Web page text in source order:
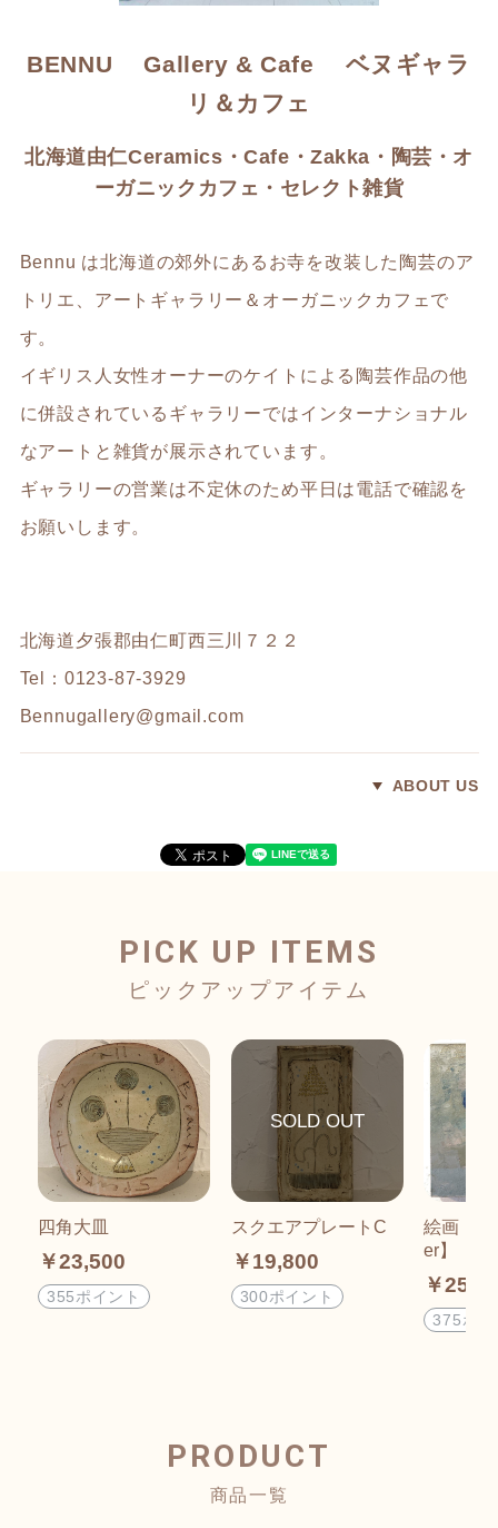
BENNU Gallery & Cafe ベヌギャラ
リ＆カフェ
北海道由仁Ceramics・Cafe・Zakka・陶芸・オ
ーガニックカフェ・セレクト雑貨
Bennu は北海道の郊外にあるお寺を改装した陶芸のア
トリエ、アートギャラリー＆オーガニックカフェで
す。
イギリス人女性オーナーのケイトによる陶芸作品の他
に併設されているギャラリーではインターナショナル
なアートと雑貨が展示されています。
ギャラリーの営業は不定休のため平日は電話で確認を
お願いします。
北海道夕張郡由仁町西三川７２２
Tel：0123-87-3929
Bennugallery@gmail.com
ABOUT US
PICK UP ITEMS
四角大皿
￥23,500
355ポイント
スクエアプレートC
￥19,800
300ポイント
絵画【
er】
￥
375ポイ
PRODUCT
商品一覧